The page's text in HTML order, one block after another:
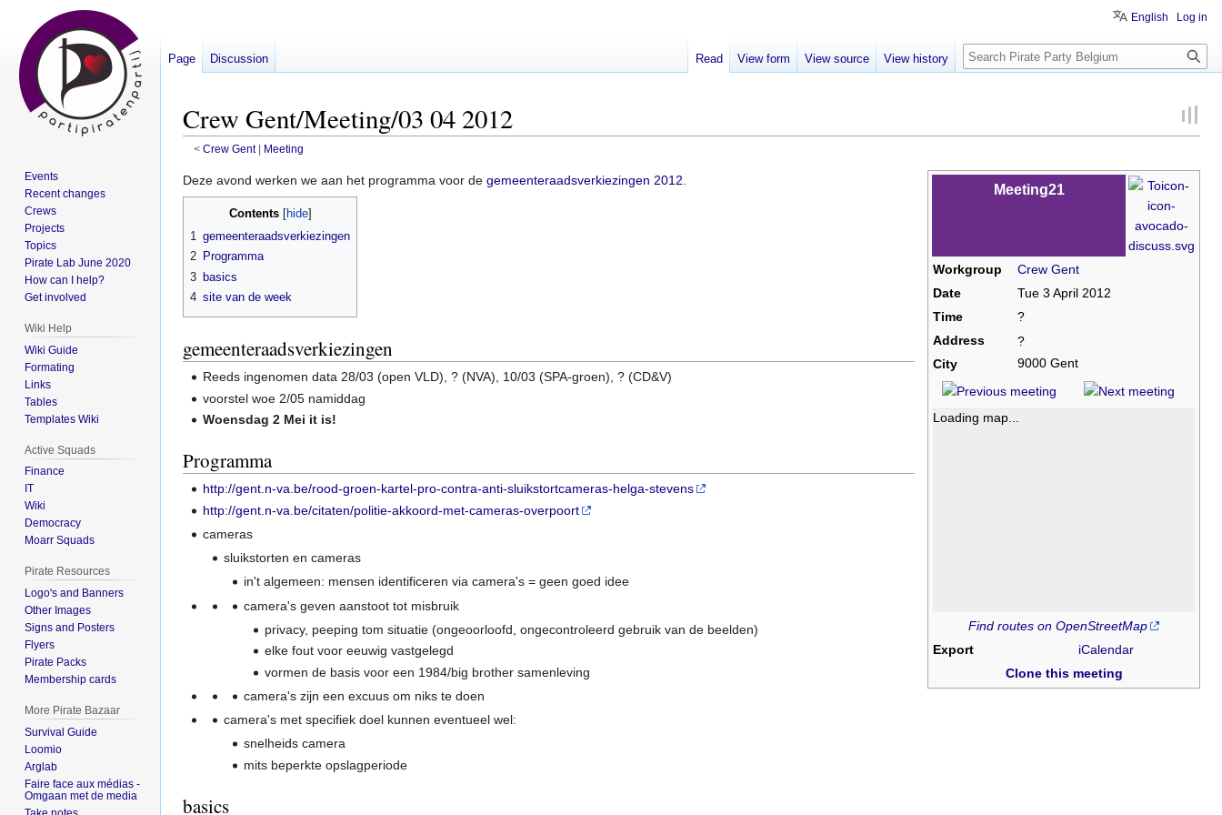
Crew Gent/Meeting/03 04 2012
< Crew Gent‎ | Meeting
Jump
to
navigation
Jump
to
Meeting21
Workgroup
Crew Gent
Date
Tue 3 April 2012
Time
?
Address
?
9000 Gent
City
Loading map...
Find routes on OpenStreetMap
Export
iCalendar
Clone this meeting
Deze avond werken we aan het programma voor de gemeenteraadsverkiezingen 2012
Contents
1 gemeenteraadsverkiezingen
2 Programma
3 basics
4 site van de week
gemeenteraadsverkiezingen
Reeds ingenomen data 28/03 (open VLD), ? (NVA), 10/03 (SPA-groen), ? (CD&V)
voorstel woe 2/05 namiddag
Woensdag 2 Mei it is!
Programma
http://gent.n-va.be/rood-groen-kartel-pro-contra-anti-sluikstortcameras-helga-stevens
http://gent.n-va.be/citaten/politie-akkoord-met-cameras-overpoort
cameras
sluikstorten en cameras
in't algemeen: mensen identificeren via camera's = geen goed idee
camera's geven aanstoot tot misbruik
privacy, peeping tom situatie (ongeoorloofd, ongecontroleerd gebruik van de beelden)
elke fout voor eeuwig vastgelegd
vormen de basis voor een 1984/big brother samenleving
camera's zijn een excuus om niks te doen
camera's met specifiek doel kunnen eventueel wel:
snelheids camera
mits beperkte opslagperiode
basics
English Log in
Page Discussion Read View form View source View history Search
Events
Recent changes
Crews
Projects
Topics
Pirate Lab June 2020
How can I help?
Get involved
Wiki Help
Wiki Guide
Formating
Links
Tables
Templates Wiki
Active Squads
Finance
IT
Wiki
Democracy
Moarr Squads
Pirate Resources
Logo's and Banners
Other Images
Signs and Posters
Flyers
Pirate Packs
Membership cards
More Pirate Bazaar
Survival Guide
Loomio
Arglab
Faire face aux médias -
Omgaan met de media